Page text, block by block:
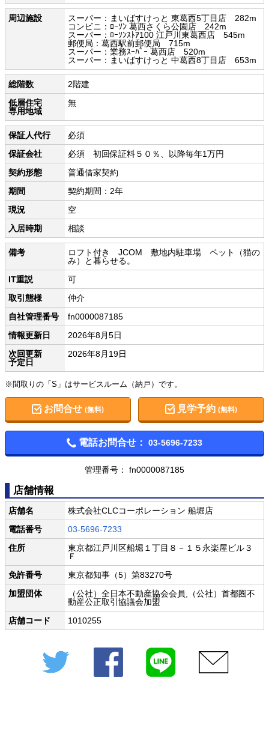
周辺施設
スーパー：まいばすけっと 東葛西5丁目店 282m
コンビニ：ﾛｰｿﾝ 葛西さくら公園店 242m
スーパー：ﾛｰｿﾝｽﾄｱ100 江戸川東葛西店 545m
郵便局：葛西駅前郵便局 715m
スーパー：業務ｽｰﾊﾟｰ 葛西店 520m
スーパー：まいばすけっと 中葛西8丁目店 653m
総階数
2階建
低層住宅
専用地域
無
保証人代行
必須
保証会社
必須 初回保証料５０％、以降毎年1万円
契約形態
普通借家契約
期間
契約期間：2年
現況
空
入居時期
相談
備考
ロフト付き JCOM 敷地内駐車場 ペット（猫の
み）と暮らせる。
IT重説
可
取引態様
仲介
自社管理番号
fn0000087185
情報更新日
2026年8月5日
次回更新
予定日
2026年8月19日
※間取りの「S」はサービスルーム（納戸）です。
お問合せ (無料) 見学予約(無料)
電話お問合せ： 03-5696-7233
管理番号： fn0000087185
店舗情報
店舗名
株式会社CLCコーポレーション 船堀店
電話番号
03-5696-7233
住所
東京都江戸川区船堀１丁目８－１５永楽屋ビル３
Ｆ
免許番号
東京都知事（5）第83270号
加盟団体
（公社）全日本不動産協会会員,（公社）首都圏不
動産公正取引協議会加盟
店舗コード
1010255
Twitter Facebook